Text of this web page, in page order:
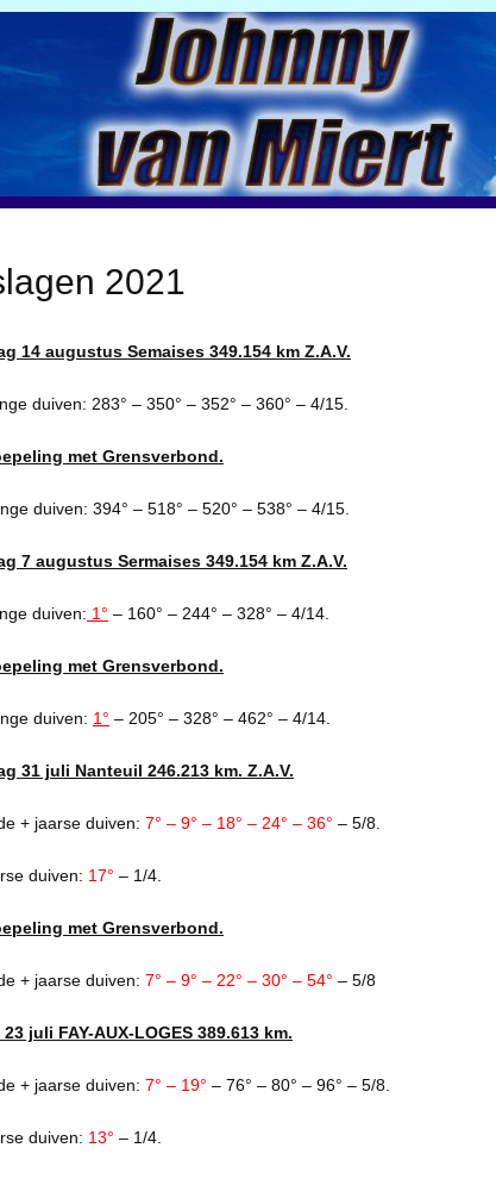
2021
14 augustus Semaises 349.154 km Z.A.V.
duiven: 283° – 350° – 352° – 360° – 4/15.
met Grensverbond.
duiven: 394° – 518° – 520° – 538° – 4/15.
7 augustus Sermaises 349.154 km Z.A.V.
duiven: 1° – 160° – 244° – 328° – 4/14.
met Grensverbond.
duiven: 1° – 205° – 328° – 462° – 4/14.
31 juli Nanteuil 246.213 km. Z.A.V.
+ jaarse duiven: 7° – 9° – 18° – 24° – 36° – 5/8.
duiven: 17° – 1/4.
met Grensverbond.
+ jaarse duiven: 7° – 9° – 22° – 30° – 54° – 5/8
juli FAY-AUX-LOGES 389.613 km.
+ jaarse duiven: 7° – 19° – 76° – 80° – 96° – 5/8.
duiven: 13° – 1/4.